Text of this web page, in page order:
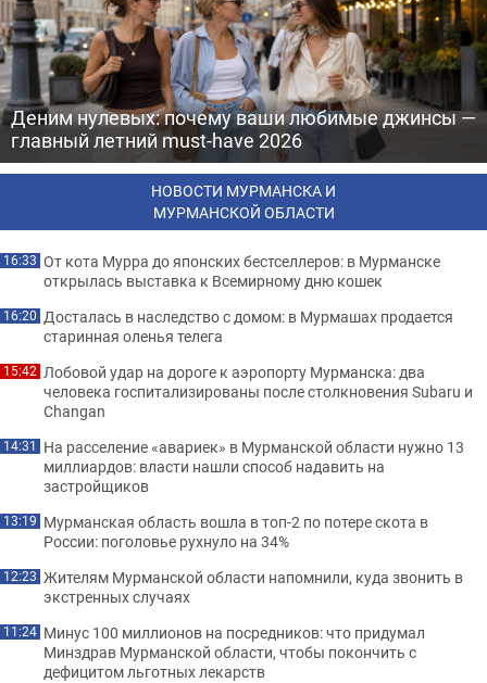
Деним нулевых: почему ваши любимые джинсы —
главный летний must-have 2026
НОВОСТИ МУРМАНСКА И
МУРМАНСКОЙ ОБЛАСТИ
16:33 От кота Мурра до японских бестселлеров: в Мурманске
открылась выставка к Всемирному дню кошек
16:20 Досталась в наследство с домом: в Мурмашах продается
старинная оленья телега
15:42 Лобовой удар на дороге к аэропорту Мурманска: два
человека госпитализированы после столкновения Subaru и
Changan
14:31 На расселение «авариек» в Мурманской области нужно 13
миллиардов: власти нашли способ надавить на
застройщиков
13:19 Мурманская область вошла в топ-2 по потере скота в
России: поголовье рухнуло на 34%
12:23 Жителям Мурманской области напомнили, куда звонить в
экстренных случаях
11:24 Минус 100 миллионов на посредников: что придумал
Минздрав Мурманской области, чтобы покончить с
дефицитом льготных лекарств